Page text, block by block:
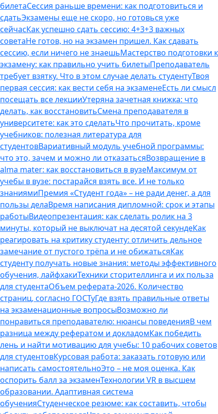
билетаСессия раньше времени: как подготовиться и
сдатьЭкзамены еще не скоро, но готовься уже
сейчасКак успешно сдать сессию: 4+3+3 важных
советаНе готов, но на экзамен пришел. Как сдавать
сессию, если ничего не знаешьМастерство подготовки к
экзамену: как правильно учить билетыПреподаватель
требует взятку. Что в этом случае делать студентуТвоя
первая сессия: как вести себя на экзаменеЕсть ли смысл
посещать все лекцииУтеряна зачетная книжка: что
делать, как восстановитьСмена преподавателя в
университете: как это сделатьЧто прочитать, кроме
учебников: полезная литература для
студентовВариативный модуль учебной программы:
что это, зачем и можно ли отказатьсяВозвращение в
alma mater: как восстановиться в вузеМаксимум от
учебы в вузе: постарайся взять все. И не только
знаниямиПремия «Студент года» – не ради денег, а для
пользы делаВремя написания дипломной: срок и этапы
работыВидеопрезентация: как сделать ролик на 3
минуты, который не выключат на десятой секундеКак
реагировать на критику студенту: отличить дельное
замечание от пустого трёпа и не обижатьсяКак
студенту получать новые знания: методы эффективного
обучения, лайфхакиТехники сторителлинга и их польза
для студентаОбъем реферата-2026. Количество
страниц, согласно ГОСТуГде взять правильные ответы
на экзаменационные вопросыВозможно ли
понравиться преподавателю: нюансы поведенияВ чем
разница между рефератом и докладомКак победить
лень и найти мотивацию для учебы: 10 рабочих советов
для студентовКурсовая работа: заказать готовую или
написать самостоятельноЭто – не моя оценка. Как
оспорить балл за экзаменТехнологии VR в высшем
образовании. Адаптивная система
обученияСтуденческое резюме: как составить, чтобы